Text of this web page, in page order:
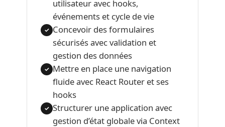
utilisateur avec hooks,
événements et cycle de vie
✓ Concevoir des formulaires
sécurisés avec validation et
gestion des données
✓ Mettre en place une navigation
fluide avec React Router et ses
hooks
✓ Structurer une application avec
gestion d’état globale via Context